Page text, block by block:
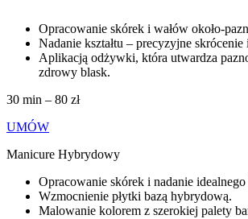
Opracowanie skórek i wałów około-
Nadanie kształtu – precyzyjne skrócenie
Aplikacją odżywki, która utwardza
zdrowy blask.
30 min – 80 zł
UMÓW
Manicure Hybrydowy
Opracowanie skórek i nadanie idealnego
Wzmocnienie płytki bazą hybrydową.
Malowanie kolorem z szerokiej palety